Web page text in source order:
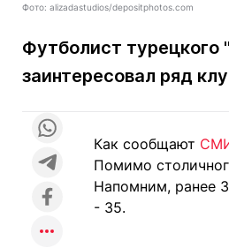
О проекте
Редакция
+7 (777) 001 44 99
Фото: alizadastudios/depositphotos.com
Футболист турецкого
заинтересовал ряд
Как сообщают
Помимо
Напомним, ранее
- 35.